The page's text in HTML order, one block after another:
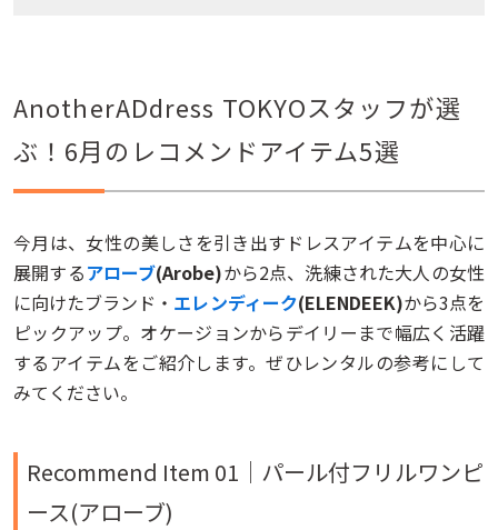
AnotherADdress TOKYOスタッフが選
ぶ！6月のレコメンドアイテム5選
今月は、女性の美しさを引き出すドレスアイテムを中心に
展開するアローブ(Arobe)から2点、洗練された大人の女性
に向けたブランド・ エレンディーク(ELENDEEK)から3点を
ピックアップ。オケージョンからデイリーまで幅広く活躍
するアイテムをご紹介します。ぜひレンタルの参考にして
みてください。
Recommend Item 01｜ パール付フリルワンピ
ース(アローブ)